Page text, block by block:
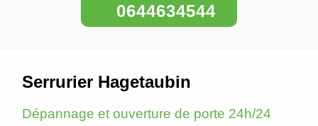
0644634544
Serrurier Hagetaubin
Dépannage et ouverture de porte 24h/24